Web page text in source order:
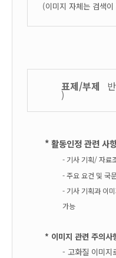
(이미지 자체는 검색
표제/부제
)
* 활동인정 관련 사
- 기사 기획/자료
- 주요 요건 및 국
- 기사 기획과 이
가능
* 이미지 관련 주의사
- 고화질 이미지